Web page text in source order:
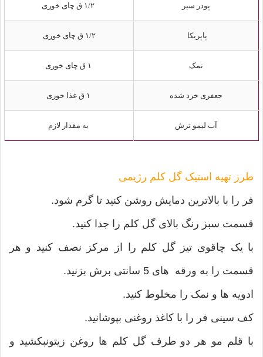
پودر سیر
پاپریکا ۱/۲ ق چای خوری
نمک
جعفری خرد شده
آب لیمو ترش به مقدار لازم
طرز تهیه استیک گل کلم رژیمی
فر را با بالاترین دمایش روشن کنید تا گرم شود.
قسمت سبز رنگ بالای گل کلم را جدا کنید.
با یک چاقوی تیز گل کلم را از مرکز نصف کنید و هر
قسمت را به ورقه های 5 سانتی برش بزنید.
ادویه ها و نمک را مخلوط کنید.
کف سینی فر را با کاغذ روغنی بپوشانید.
با قلم مو هر دو طرف گل کلم ها روغن زیتونبکشید و